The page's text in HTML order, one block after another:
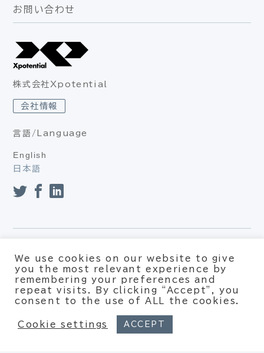
お問い合わせ
株式会社Xpotential
会社情報
言語/Language
English
日本語
い）
利用約款
© Xpotential – All rights reserved
We use cookies on our website to give
you the most relevant experience by
remembering your preferences and
repeat visits. By clicking “Accept”, you
consent to the use of ALL the cookies.
Cookie settings ACCEPT